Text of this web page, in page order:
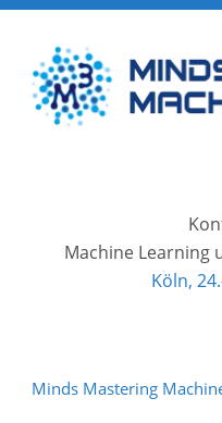
Machine Learning
Köln,
Minds Mastering